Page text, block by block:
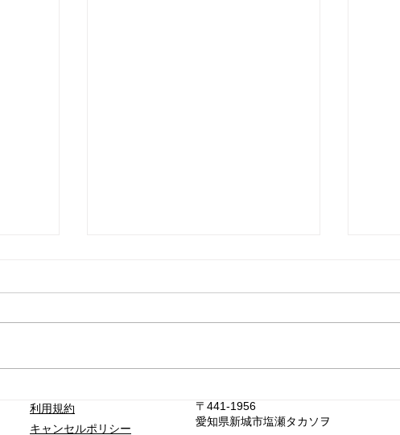
セットを始めます
利用規約
キャンセルポリシー
〒441-1956
愛知県新城市塩瀬タカソヲ